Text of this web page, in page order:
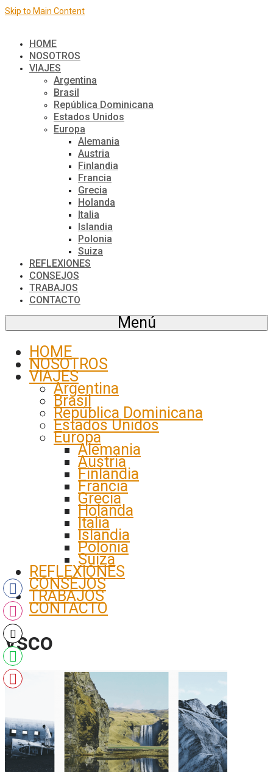
Skip to Main Content
HOME
NOSOTROS
VIAJES
Argentina
Brasil
República Dominicana
Estados Unidos
Europa
Alemania
Austria
Finlandia
Francia
Grecia
Holanda
Italia
Islandia
Polonia
Suiza
REFLEXIONES
CONSEJOS
TRABAJOS
CONTACTO
Menú
HOME
NOSOTROS
VIAJES
Argentina
Brasil
República Dominicana
Estados Unidos
Europa
Alemania
Austria
Finlandia
Francia
Grecia
Holanda
Italia
Islandia
Polonia
Suiza
REFLEXIONES
CONSEJOS
TRABAJOS
CONTACTO
vsco